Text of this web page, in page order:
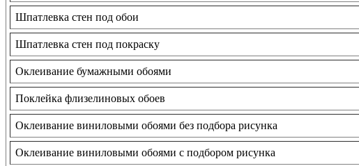
Шпатлевка стен под обои
Шпатлевка стен под покраску
Оклеивание бумажными обоями
Поклейка флизелиновых обоев
Оклеивание виниловыми обоями без подбора рисунка
Оклеивание виниловыми обоями с подбором рисунка